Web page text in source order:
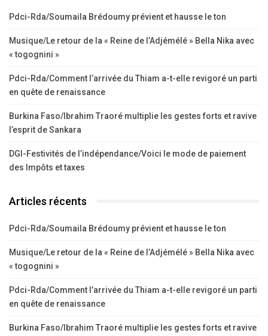
Pdci-Rda/Soumaila Brédoumy prévient et hausse le ton
Musique/Le retour de la « Reine de l’Adjémélé » Bella Nika avec
« togognini »
Pdci-Rda/Comment l’arrivée du Thiam a-t-elle revigoré un parti
en quête de renaissance
Burkina Faso/Ibrahim Traoré multiplie les gestes forts et ravive
l’esprit de Sankara
DGI-Festivités de l’indépendance/Voici le mode de paiement
des Impôts et taxes
Articles récents
Pdci-Rda/Soumaila Brédoumy prévient et hausse le ton
Musique/Le retour de la « Reine de l’Adjémélé » Bella Nika avec
« togognini »
Pdci-Rda/Comment l’arrivée du Thiam a-t-elle revigoré un parti
en quête de renaissance
Burkina Faso/Ibrahim Traoré multiplie les gestes forts et ravive